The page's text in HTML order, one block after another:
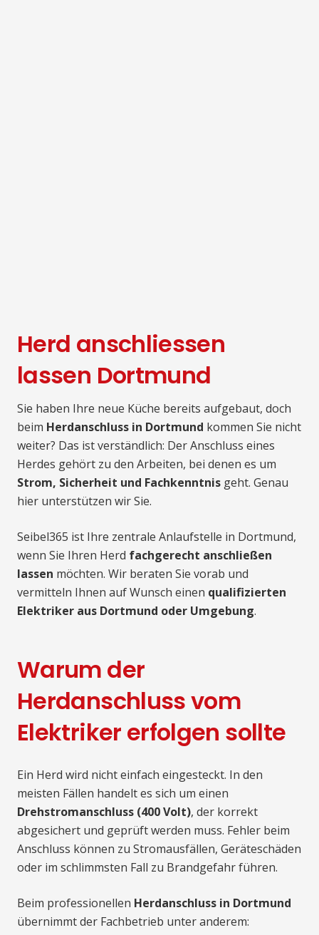
Herd anschliessen
lassen Dortmund
Sie haben Ihre neue Küche bereits aufgebaut, doch
beim Herdanschluss in Dortmund kommen Sie nicht
weiter? Das ist verständlich: Der Anschluss eines
Herdes gehört zu den Arbeiten, bei denen es um
Strom, Sicherheit und Fachkenntnis geht. Genau
hier unterstützen wir Sie.
Seibel365 ist Ihre zentrale Anlaufstelle in Dortmund,
wenn Sie Ihren Herd fachgerecht anschließen
lassen möchten. Wir beraten Sie vorab und
vermitteln Ihnen auf Wunsch einen qualifizierten
Elektriker aus Dortmund oder Umgebung.
Warum der
Herdanschluss vom
Elektriker erfolgen sollte
Ein Herd wird nicht einfach eingesteckt. In den
meisten Fällen handelt es sich um einen
Drehstromanschluss (400 Volt), der korrekt
abgesichert und geprüft werden muss. Fehler beim
Anschluss können zu Stromausfällen, Geräteschäden
oder im schlimmsten Fall zu Brandgefahr führen.
Beim professionellen Herdanschluss in Dortmund
übernimmt der Fachbetrieb unter anderem: